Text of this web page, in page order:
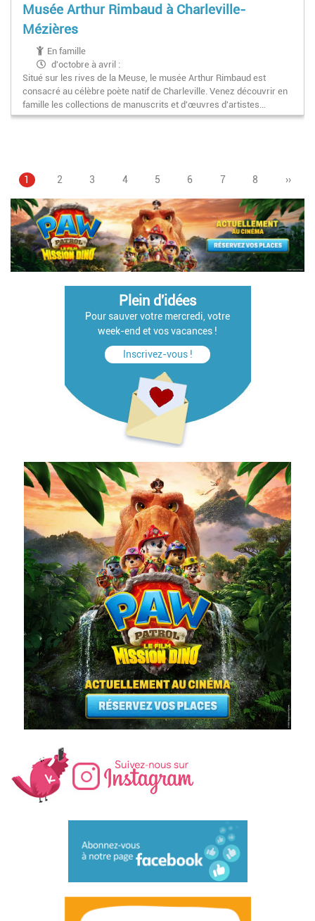
Musée Arthur Rimbaud à Charleville-
Mézières
En famille
d'octobre à avril :
- du mardi au vendredi : 9h-12h / 13h30-17h30
- samedi et dimanche : 14h-17h30
de mai à septembre :
- du mardi au vendredi : 9h30-12h30 / 13h30-18h
Situé sur les rives de la Meuse, le musée Arthur Rimbaud est
consacré au célèbre poète natif de Charleville. Venez découvrir en
famille les collections de manuscrits et d'œuvres d'artistes…
Pagination
Page
1 Page
2 Page
3 Page
4 Page
5 Page
6 Page
7 Page
8
Page
››
Plein d'idées
Pour sauver votre mercredi, votre
week-end et vos vacances !
Inscrivez-vous !